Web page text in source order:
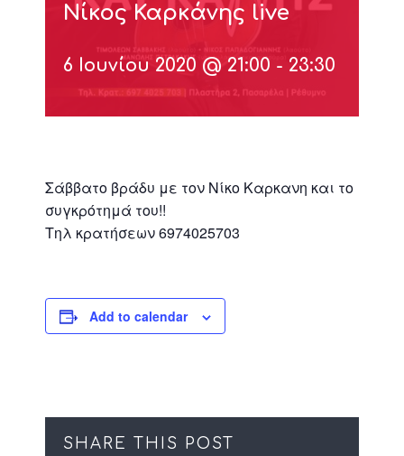
Νίκος Καρκάνης live
6 Ιουνίου 2020 @ 21:00 - 23:30
Σάββατο βράδυ με τον Νίκο Καρκανη και το
συγκρότημά του!!
Τηλ κρατήσεων 6974025703
Add to calendar
SHARE THIS POST